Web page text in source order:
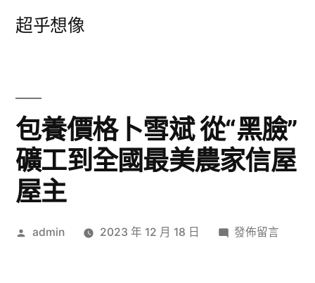
超乎想像
包養價格卜雪斌 從“黑臉”
礦工到全國最美農家信屋
屋主
作
admin 2023 年 12 月 18 日
在
發佈留言